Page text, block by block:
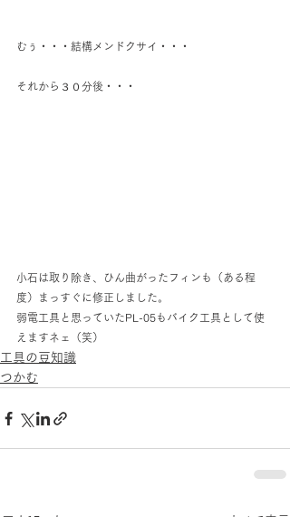
むぅ・・・結構メンドクサイ・・・
それから３０分後・・・
小石は取り除き、ひん曲がったフィンも（ある程
度）まっすぐに修正しました。
弱電工具と思っていたPL-05もバイク工具として使
えますネェ（笑）
工具の豆知識
つかむ